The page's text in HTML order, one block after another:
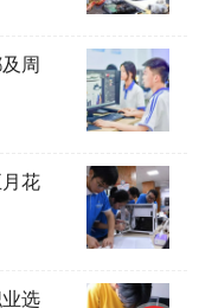
周
花
选